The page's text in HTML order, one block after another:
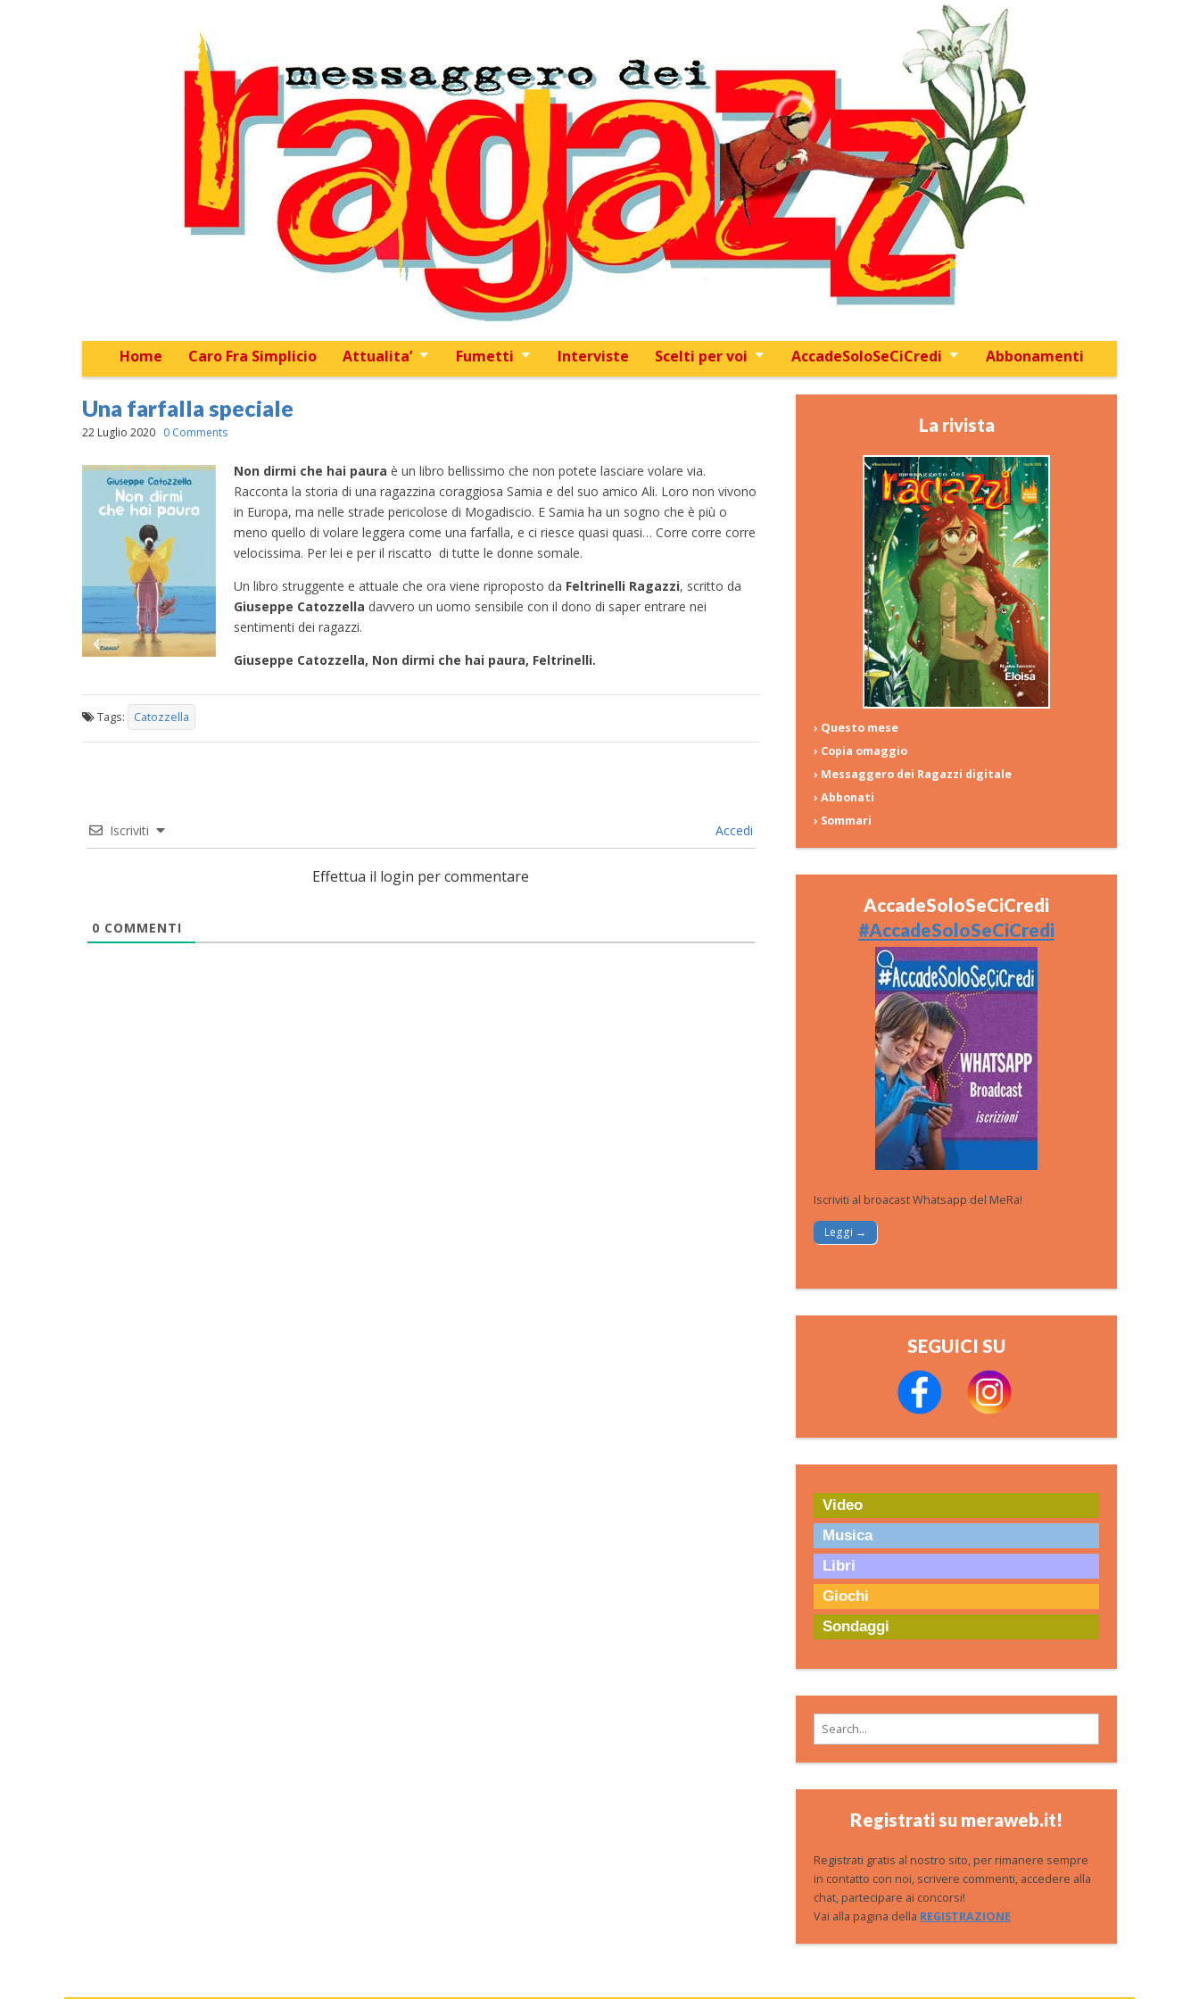
Skip to content
Home Caro Fra Simplicio Attualita’ Fumetti Interviste Scelti per voi AccadeSoloSeCiCredi Abbonamenti
Sub menu
Una farfalla speciale
22 Luglio 2020 0 Comments
Non dirmi che hai paura è un libro bellissimo che non potete lasciare volare via.
Racconta la storia di una ragazzina coraggiosa Samia e del suo amico Ali. Loro non vivono
in Europa, ma nelle strade pericolose di Mogadiscio. E Samia ha un sogno che è più o
meno quello di volare leggera come una farfalla, e ci riesce quasi quasi… Corre corre corre
velocissima. Per lei e per il riscatto di tutte le donne somale.
Un libro struggente e attuale che ora viene riproposto da Feltrinelli Ragazzi, scritto da
Giuseppe Catozzella davvero un uomo sensibile con il dono di saper entrare nei
sentimenti dei ragazzi.
Giuseppe Catozzella, Non dirmi che hai paura, Feltrinelli.
Tags: Catozzella
Iscriviti Accedi
Effettua il login per commentare
0 COMMENTI
La rivista
› Questo mese
› Copia omaggio
› Messaggero dei Ragazzi digitale
› Abbonati
› Sommari
AccadeSoloSeCiCredi
#AccadeSoloSeCiCredi
Iscriviti al broacast Whatsapp del MeRa!
Leggi →
SEGUICI SU
Video
Musica
Libri
Giochi
Sondaggi
Search for:
Registrati su meraweb.it!
Registrati gratis al nostro sito, per rimanere sempre
in contatto con noi, scrivere commenti, accedere alla
chat, partecipare ai concorsi!
Vai alla pagina della REGISTRAZIONE